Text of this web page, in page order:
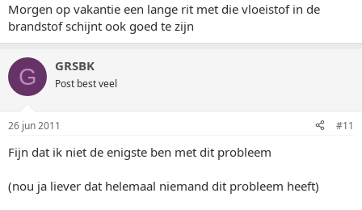
Morgen op vakantie een lange rit met die vloeistof in de
brandstof schijnt ook goed te zijn
G GRSBK
Post best veel
26 jun 2011 #11
Fijn dat ik niet de enigste ben met dit probleem
(nou ja liever dat helemaal niemand dit probleem heeft)